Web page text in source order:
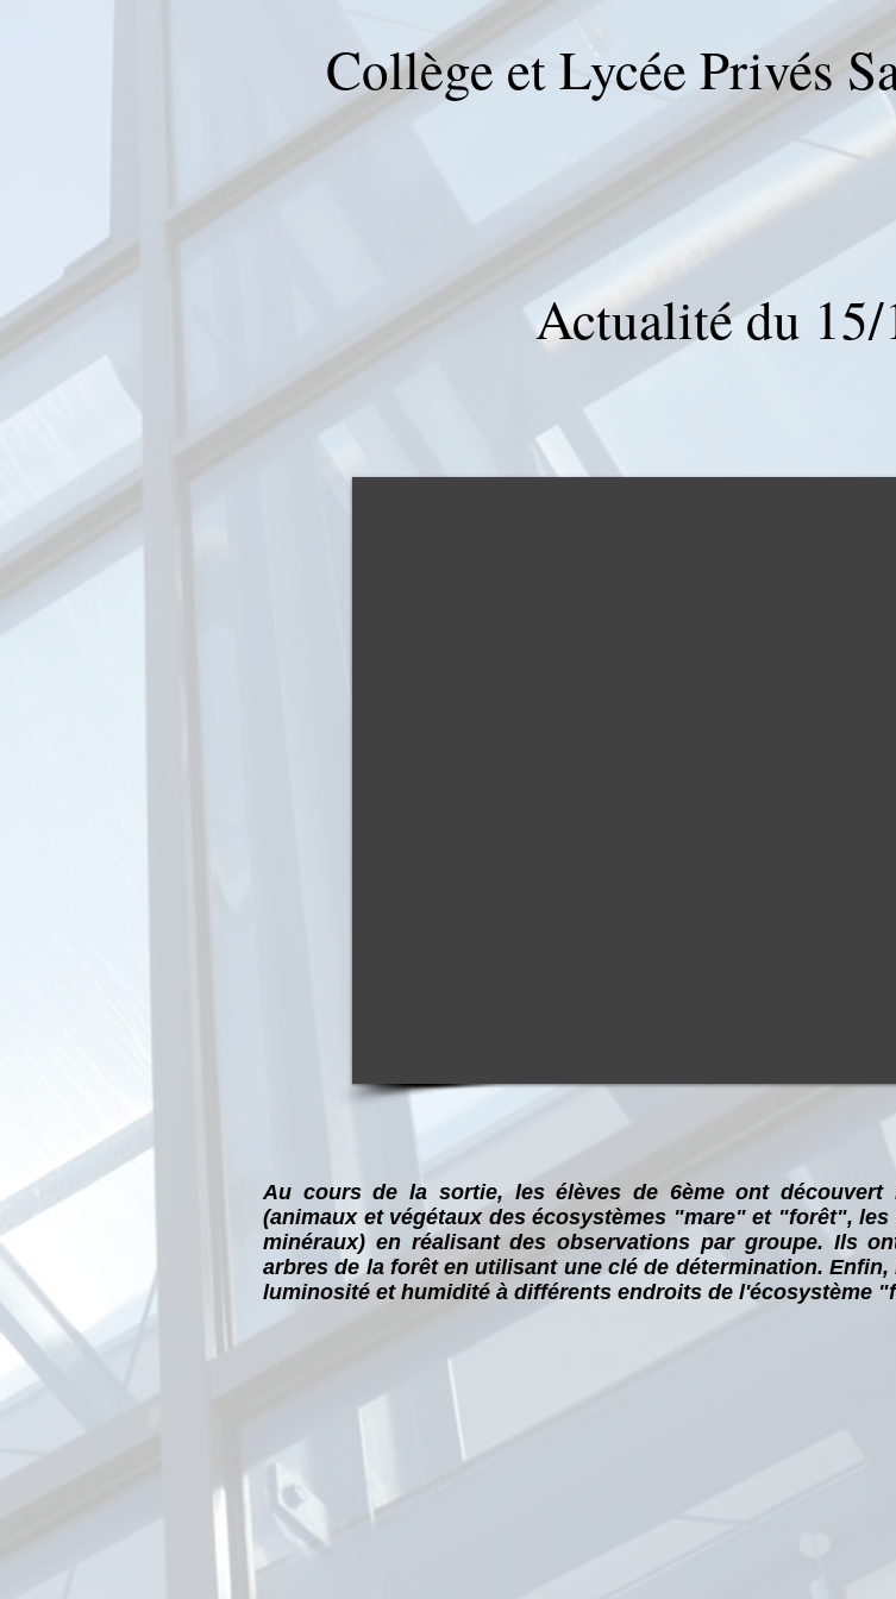
Collège et Lycée Privés
Actualité du
Au cours de la sortie, les élèves de 6ème ont
(animaux et végétaux des écosystèmes "mare" et "forêt",
minéraux) en réalisant des observations par groupe. Ils
arbres de la forêt en utilisant une clé de détermination.
luminosité et humidité à différents endroits de l'écosystème